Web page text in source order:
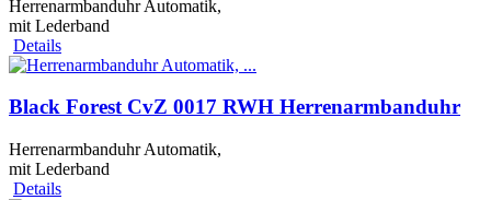
Herrenarmbanduhr Automatik,
mit Lederband
Details
Black Forest CvZ 0017 RWH Herrenarmbanduhr
Herrenarmbanduhr Automatik,
mit Lederband
Details